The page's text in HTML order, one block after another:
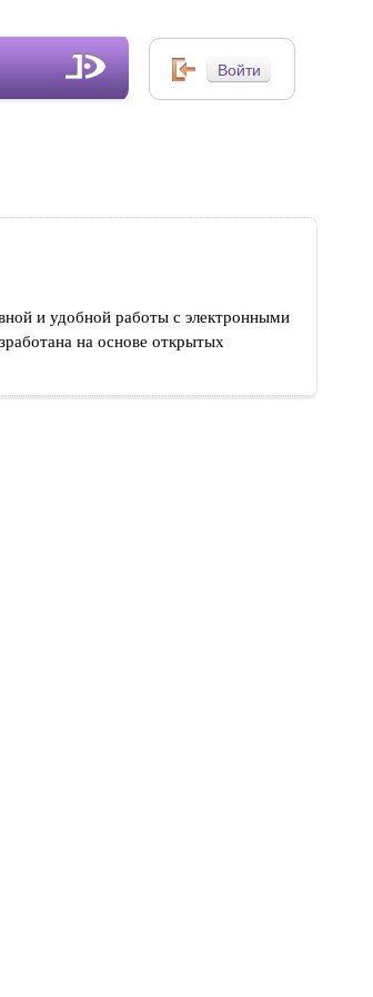
и удобной работы с электронными
на основе открытых